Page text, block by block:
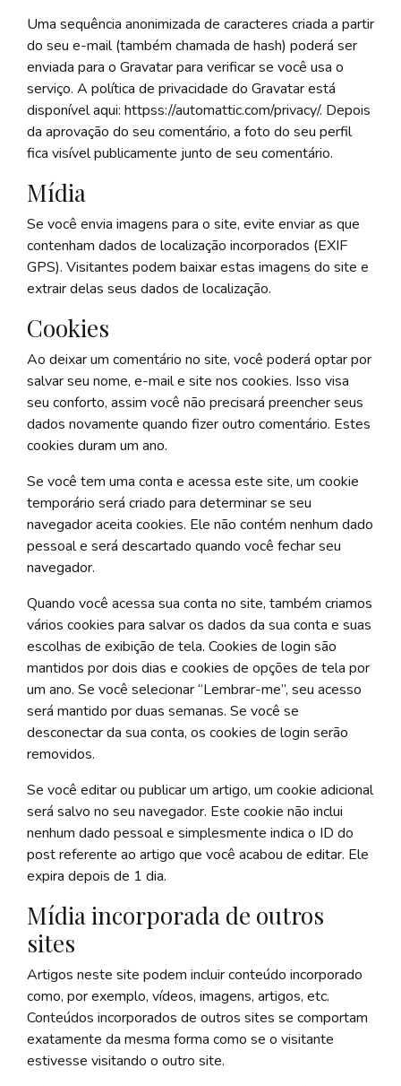
Uma sequência anonimizada de caracteres criada a partir
do seu e-mail (também chamada de hash) poderá ser
enviada para o Gravatar para verificar se você usa o
serviço. A política de privacidade do Gravatar está
disponível aqui: httpss://automattic.com/privacy/. Depois
da aprovação do seu comentário, a foto do seu perfil
fica visível publicamente junto de seu comentário.
Mídia
Se você envia imagens para o site, evite enviar as que
contenham dados de localização incorporados (EXIF
GPS). Visitantes podem baixar estas imagens do site e
extrair delas seus dados de localização.
Cookies
Ao deixar um comentário no site, você poderá optar por
salvar seu nome, e-mail e site nos cookies. Isso visa
seu conforto, assim você não precisará preencher seus
dados novamente quando fizer outro comentário. Estes
cookies duram um ano.
Se você tem uma conta e acessa este site, um cookie
temporário será criado para determinar se seu
navegador aceita cookies. Ele não contém nenhum dado
pessoal e será descartado quando você fechar seu
navegador.
Quando você acessa sua conta no site, também criamos
vários cookies para salvar os dados da sua conta e suas
escolhas de exibição de tela. Cookies de login são
mantidos por dois dias e cookies de opções de tela por
um ano. Se você selecionar “Lembrar-me”, seu acesso
será mantido por duas semanas. Se você se
desconectar da sua conta, os cookies de login serão
removidos.
Se você editar ou publicar um artigo, um cookie adicional
será salvo no seu navegador. Este cookie não inclui
nenhum dado pessoal e simplesmente indica o ID do
post referente ao artigo que você acabou de editar. Ele
expira depois de 1 dia.
Mídia incorporada de outros
sites
Artigos neste site podem incluir conteúdo incorporado
como, por exemplo, vídeos, imagens, artigos, etc.
Conteúdos incorporados de outros sites se comportam
exatamente da mesma forma como se o visitante
estivesse visitando o outro site.